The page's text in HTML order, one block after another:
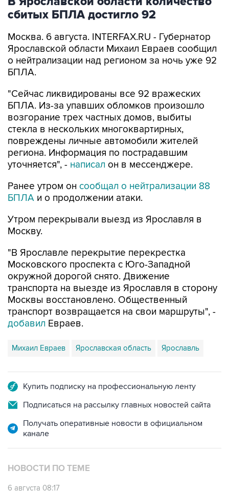
сбитых БПЛА достигло 92
Москва. 6 августа. INTERFAX.RU - Губернатор
Ярославской области Михаил Евраев сообщил
о нейтрализации над регионом за ночь уже 92
БПЛА.
"Сейчас ликвидированы все 92 вражеских
БПЛА. Из-за упавших обломков произошло
возгорание трех частных домов, выбиты
стекла в нескольких многоквартирных,
повреждены личные автомобили жителей
региона. Информация по пострадавшим
уточняется", - написал он в мессенджере.
Ранее утром он сообщал о нейтрализации 88
БПЛА и о продолжении атаки.
Утром перекрывали выезд из Ярославля в
Москву.
"В Ярославле перекрытие перекрестка
Московского проспекта с Юго-Западной
окружной дорогой снято. Движение
транспорта на выезде из Ярославля в сторону
Москвы восстановлено. Общественный
транспорт возвращается на свои маршруты", -
добавил Евраев.
Михаил Евраев Ярославская область Ярославль
Купить подписку на профессиональную ленту
Подписаться на рассылку главных новостей сайта
Получать оперативные новости в официальном
канале
НОВОСТИ ПО ТЕМЕ
6 августа 08:17